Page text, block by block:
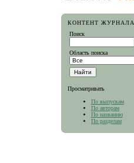
КОНТЕНТ ЖУРНАЛА
Поиск
Область поиска
Просматривать
По выпускам
По авторам
По названию
По разделам